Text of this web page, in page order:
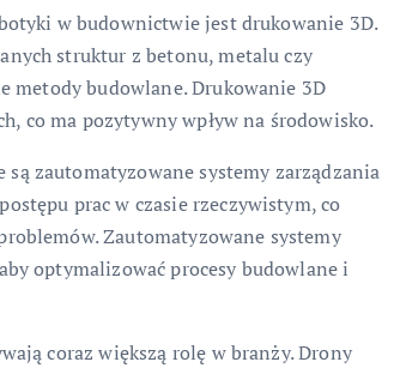
w budownictwie jest drukowanie 3D.
struktur z betonu, metalu czy
metody budowlane. Drukowanie 3D
co ma pozytywny wpływ na środowisko.
zautomatyzowane systemy zarządzania
prac w czasie rzeczywistym, co
Zautomatyzowane systemy
optymalizować procesy budowlane i
coraz większą rolę w branży. Drony